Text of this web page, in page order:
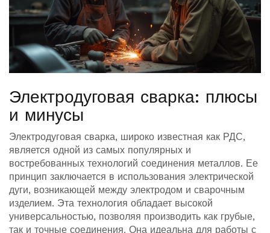
Электродуговая сварка: плюсы
и минусы
Электродуговая сварка, широко известная как РДС,
является одной из самых популярных и
востребованных технологий соединения металлов. Ее
принцип заключается в использования электрической
дуги, возникающей между электродом и сварочным
изделием. Эта технология обладает высокой
универсальностью, позволяя производить как грубые,
так и точные соединения. Она идеальна для работы с